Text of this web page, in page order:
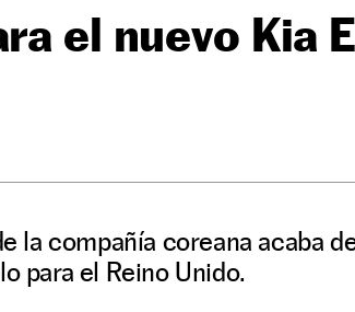
el nuevo Kia
la compañía coreana acaba
para el Reino Unido.